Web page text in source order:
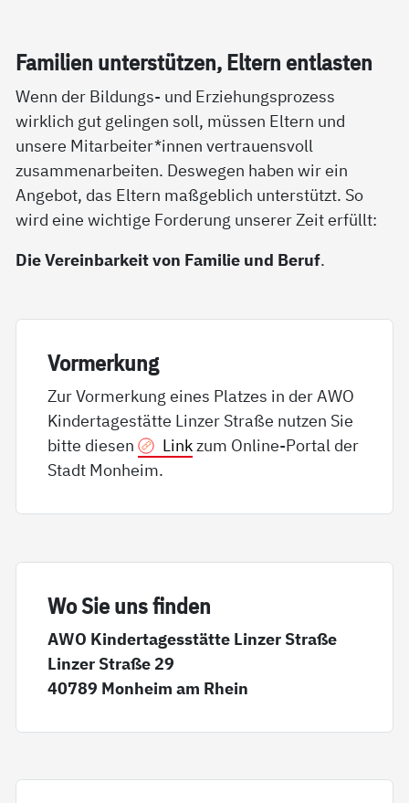
Fa­mi­li­en un­ter­stüt­zen, El­tern ent­las­ten
Wenn der Bildungs- und Erziehungsprozess
wirklich gut gelingen soll, müssen Eltern und
unsere Mitarbeiter*innen vertrauensvoll
zusammenarbeiten. Deswegen haben wir ein
Angebot, das Eltern maßgeblich unterstützt. So
wird eine wichtige Forderung unserer Zeit erfüllt:
Die Vereinbarkeit von Familie und Beruf.
Vor­mer­kung
Zur Vormerkung eines Platzes in der AWO
Kindertagestätte Linzer Straße nutzen Sie
bitte diesen
Linkzum Online-Portal der
Stadt Monheim.
Wo Sie uns fin­den
AWO Kindertagesstätte Linzer Straße
Linzer Straße 29
40789 Monheim am Rhein